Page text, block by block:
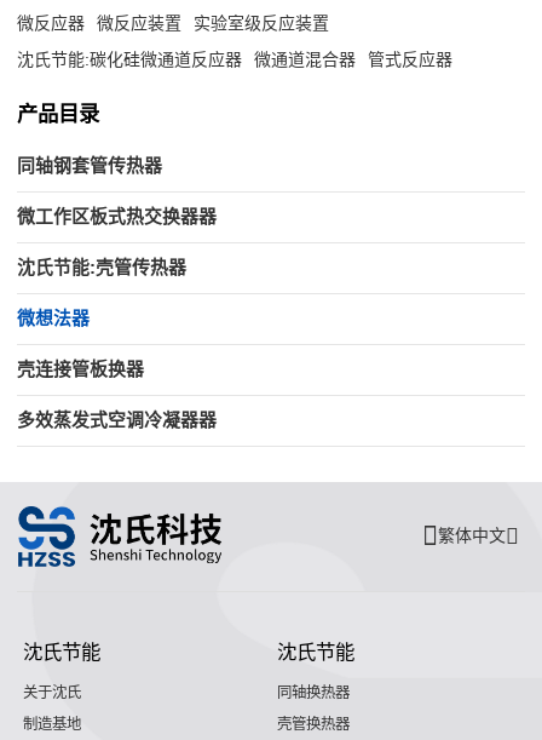
微反应器 微反应装置
实验室级反应装置
沈氏节能:碳化硅微通道反应器
微通道混合器 管式反应器
产品目录
同轴钢套管传热器
微工作区板式热交换器器
沈氏节能:壳管传热器
微想法器
壳连接管板换器
多效蒸发式空调冷凝器器
繁体中文
沈氏节能
关于沈氏
制造基地
沈氏节能
同轴换热器
壳管换热器